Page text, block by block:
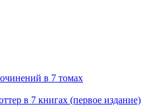
в 7 томах